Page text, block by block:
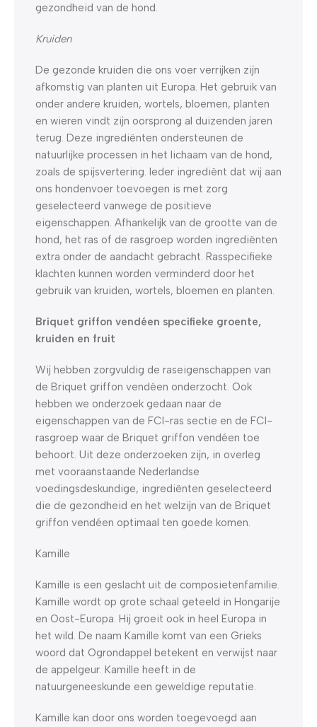
gezondheid van de hond.
Kruiden
De gezonde kruiden die ons voer verrijken zijn
afkomstig van planten uit Europa. Het gebruik van
onder andere kruiden, wortels, bloemen, planten
en wieren vindt zijn oorsprong al duizenden jaren
terug. Deze ingrediënten ondersteunen de
natuurlijke processen in het lichaam van de hond,
zoals de spijsvertering. Ieder ingrediënt dat wij aan
ons hondenvoer toevoegen is met zorg
geselecteerd vanwege de positieve
eigenschappen. Afhankelijk van de grootte van de
hond, het ras of de rasgroep worden ingrediënten
extra onder de aandacht gebracht. Rasspecifieke
klachten kunnen worden verminderd door het
gebruik van kruiden, wortels, bloemen en planten.
Briquet griffon vendéen specifieke groente,
kruiden en fruit
Wij hebben zorgvuldig de raseigenschappen van
de Briquet griffon vendéen onderzocht. Ook
hebben we onderzoek gedaan naar de
eigenschappen van de FCI-ras sectie en de FCI-
rasgroep waar de Briquet griffon vendéen toe
behoort. Uit deze onderzoeken zijn, in overleg
met vooraanstaande Nederlandse
voedingsdeskundige, ingrediënten geselecteerd
die de gezondheid en het welzijn van de Briquet
griffon vendéen optimaal ten goede komen.
Kamille
Kamille is een geslacht uit de composietenfamilie.
Kamille wordt op grote schaal geteeld in Hongarije
en Oost-Europa. Hij groeit ook in heel Europa in
het wild. De naam Kamille komt van een Grieks
woord dat Ogrondappel betekent en verwijst naar
de appelgeur. Kamille heeft in de
natuurgeneeskunde een geweldige reputatie.
Kamille kan door ons worden toegevoegd aan